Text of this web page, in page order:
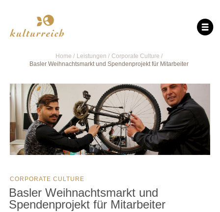
Home Leistungen
Corporate Culture
Basler Weihnachtsmarkt und Spendenprojekt für Mitarbeiter
CORPORATE CULTURE
Basler Weihnachtsmarkt und
Spendenprojekt für Mitarbeiter